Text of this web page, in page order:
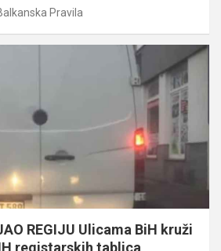
Pravila
REGIJU Ulicama BiH kruži